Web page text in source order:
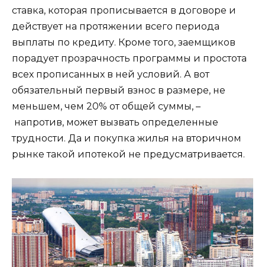
ставка, которая прописывается в договоре и
действует на протяжении всего периода
выплаты по кредиту. Кроме того, заемщиков
порадует прозрачность программы и простота
всех прописанных в ней условий. А вот
обязательный первый взнос в размере, не
меньшем, чем 20% от общей суммы, –
напротив, может вызвать определенные
трудности. Да и покупка жилья на вторичном
рынке такой ипотекой не предусматривается.